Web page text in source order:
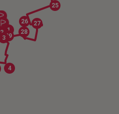
1
2
3
4
25
26
27
28
29